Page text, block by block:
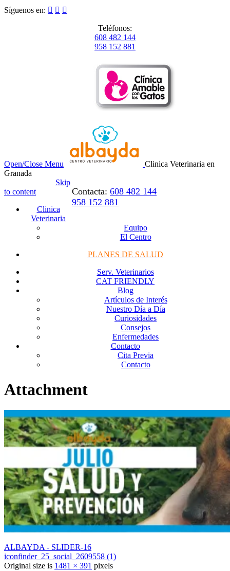
Síguenos en:   
Teléfonos:
608 482 144
958 152 881
Open/Close Menu
Clinica Veterinaria en
Granada
Contacta: 608 482 144
958 152 881
Skip
to content
Clinica
Veterinaria
Equipo
El Centro
PLANES DE SALUD
Serv. Veterinarios
CAT FRIENDLY
Blog
Artículos de Interés
Nuestro Día a Día
Curiosidades
Consejos
Enfermedades
Contacto
Cita Previa
Contacto
Attachment
ALBAYDA - SLIDER-16
iconfinder_25_social_2609558 (1)
Original size is 1481 × 391 pixels